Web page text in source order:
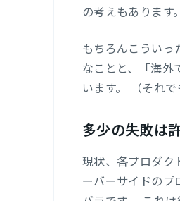
の考えもあります。
もちろんこうい
なことと、「海外
います。 （それ
多少の失敗は
現状、各プロダク
ーバーサイドの